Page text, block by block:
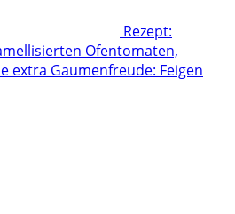
Rezept:
Ofentomaten,
extra Gaumenfreude: Feigen